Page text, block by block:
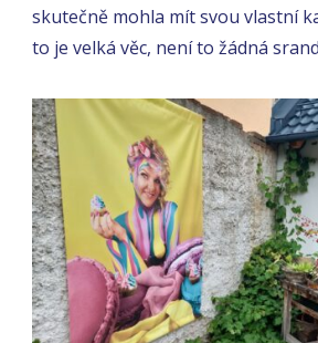
skutečně mohla mít svou vlastní
to je velká věc, není to žádná